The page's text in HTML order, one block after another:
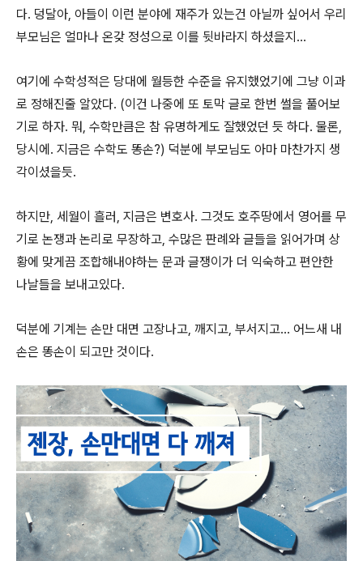
다. 덩달아, 아들이 이런 분야에 재주가 있는건 아닐까 싶어서 우리
부모님은 얼마나 온갖 정성으로 이를 뒷바라지 하셨을지 ...
여기에 수학성적은 당대에 월등한 수준을 유지했었기에 그냥 이과
로 정해진줄 알았다. (이건 나중에 또 토막 글로 한번 썰을 풀어보
기로 하자. 뭐, 수학만큼은 참 유명하게도 잘했었던 듯 하다. 물론,
당시에 . 지금은 수학도 똥손?) 덕분에 부모님도 아마 마찬가지 생
각이셨을듯.
하지만, 세월이 흘러, 지금은 변호사. 그것도 호주땅에서 영어를 무
기로 논쟁과 논리로 무장하고, 수많은 판례와 글들을 읽어가며 상
황에 맞게끔 조합해내야하는 문과 글쟁이가 더 익숙하고 편안한
나날들을 보내고있다.
덕분에 기계는 손만 대면 고장나고, 깨지고, 부서지고... 어느새 내
손은 똥손이 되고만 것이다.